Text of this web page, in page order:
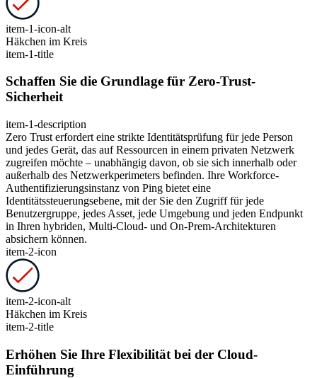
item-1-icon-alt
Häkchen im Kreis
item-1-title
Schaffen Sie die Grundlage für Zero-Trust-
Sicherheit
item-1-description
Zero Trust erfordert eine strikte Identitätsprüfung für jede Person
und jedes Gerät, das auf Ressourcen in einem privaten Netzwerk
zugreifen möchte – unabhängig davon, ob sie sich innerhalb oder
außerhalb des Netzwerkperimeters befinden. Ihre Workforce-
Authentifizierungsinstanz von Ping bietet eine
Identitätssteuerungsebene, mit der Sie den Zugriff für jede
Benutzergruppe, jedes Asset, jede Umgebung und jeden Endpunkt
in Ihren hybriden, Multi-Cloud- und On-Prem-Architekturen
absichern können.
item-2-icon
item-2-icon-alt
Häkchen im Kreis
item-2-title
Erhöhen Sie Ihre Flexibilität bei der Cloud-
Einführung